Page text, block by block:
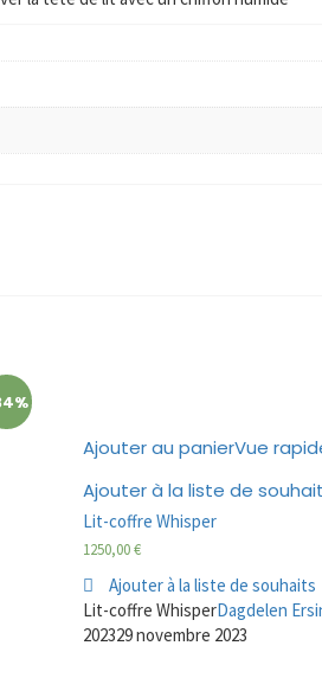
Ajouter au panierVue
Ajouter à la liste de
Lit-coffre Whisper
1250,00€
Ajouter à la liste de souhaits
Lit-coffre WhisperDagdelen
202329 novembre 2023